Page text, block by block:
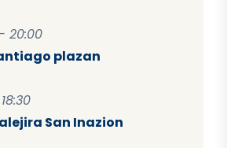
20:00
plazan
San Inazion